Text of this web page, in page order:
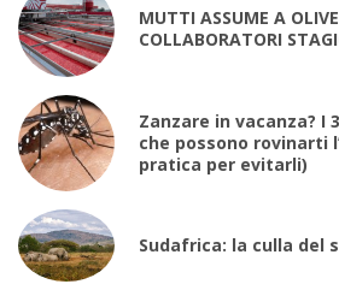
MUTTI ASSUME A
COLLABORATORI
Zanzare in vacanza? I
che possono rovinarti
pratica per evitarli)
Sudafrica: la culla del